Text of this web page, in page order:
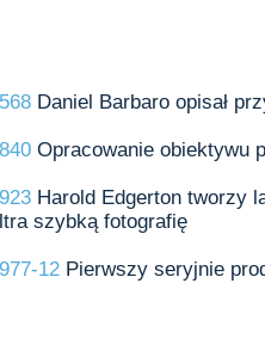
Daniel Barbaro opisał
Opracowanie obiektywu
Harold Edgerton tworzy
szybką fotografię
12 Pierwszy seryjnie